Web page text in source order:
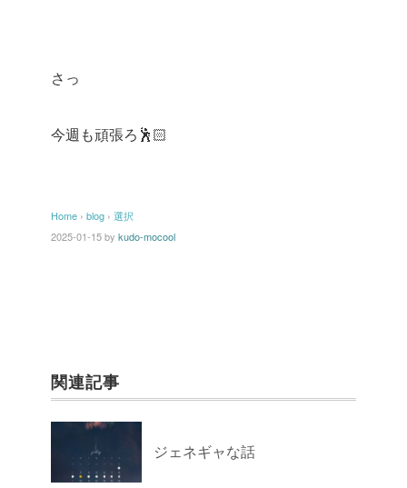
さっ
今週も頑張ろ🕺🏻
Home › blog › 選択
2025-01-15by kudo-mocool
関連記事
ジェネギャな話